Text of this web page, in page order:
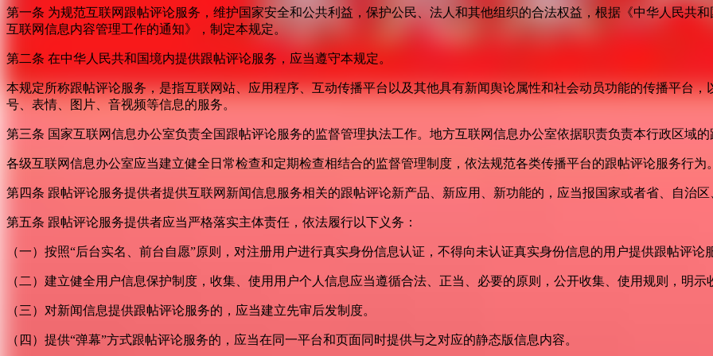
第一条 为规范互联网跟帖评论服务，维护国家安全和公共利益，保护公民、法人和其他组织的合法权益，根据《中华人民共
互联网信息内容管理工作的通知》，制定本规定。
第二条 在中华人民共和国境内提供跟帖评论服务，应当遵守本规定。
本规定所称跟帖评论服务，是指互联网站、应用程序、互动传播平台以及其他具有新闻舆论属性和社会动员功能的传播平台
号、表情、图片、音视频等信息的服务。
第三条 国家互联网信息办公室负责全国跟帖评论服务的监督管理执法工作。地方互联网信息办公室依据职责负责本行政区域
各级互联网信息办公室应当建立健全日常检查和定期检查相结合的监督管理制度，依法规范各类传播平台的跟帖评论服务行为
第四条 跟帖评论服务提供者提供互联网新闻信息服务相关的跟帖评论新产品、新应用、新功能的，应当报国家或者省、自治
第五条 跟帖评论服务提供者应当严格落实主体责任，依法履行以下义务：
（一）按照“后台实名、前台自愿”原则，对注册用户进行真实身份信息认证，不得向未认证真实身份信息的用户提供跟帖评论
（二）建立健全用户信息保护制度，收集、使用用户个人信息应当遵循合法、正当、必要的原则，公开收集、使用规则，明
（三）对新闻信息提供跟帖评论服务的，应当建立先审后发制度。
（四）提供“弹幕”方式跟帖评论服务的，应当在同一平台和页面同时提供与之对应的静态版信息内容。